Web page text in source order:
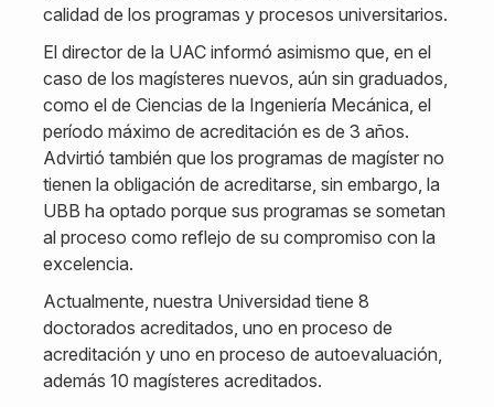
calidad de los programas y procesos universitarios.
El director de la UAC informó asimismo que, en el
caso de los magísteres nuevos, aún sin graduados,
como el de Ciencias de la Ingeniería Mecánica, el
período máximo de acreditación es de 3 años.
Advirtió también que los programas de magíster no
tienen la obligación de acreditarse, sin embargo, la
UBB ha optado porque sus programas se sometan
al proceso como reflejo de su compromiso con la
excelencia.
Actualmente, nuestra Universidad tiene 8
doctorados acreditados, uno en proceso de
acreditación y uno en proceso de autoevaluación,
además 10 magísteres acreditados.